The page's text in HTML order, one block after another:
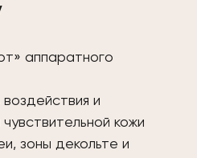
аппаратного
и
кожи
зоны декольте и